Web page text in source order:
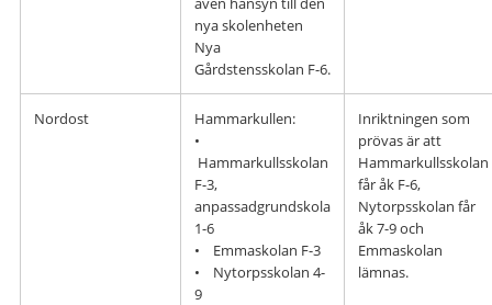
nya skolenheten
Nya
Gårdstensskolan F-6.
Nordost
Hammarkullen:
•
Hammarkullsskolan
F-3,
anpassadgrundskola
1-6
• Emmaskolan F-3
• Nytorpsskolan 4-
9
Inriktningen som
prövas är att
Hammarkullsskolan
får åk F-6,
Nytorpsskolan får
åk 7-9 och
Emmaskolan
lämnas.